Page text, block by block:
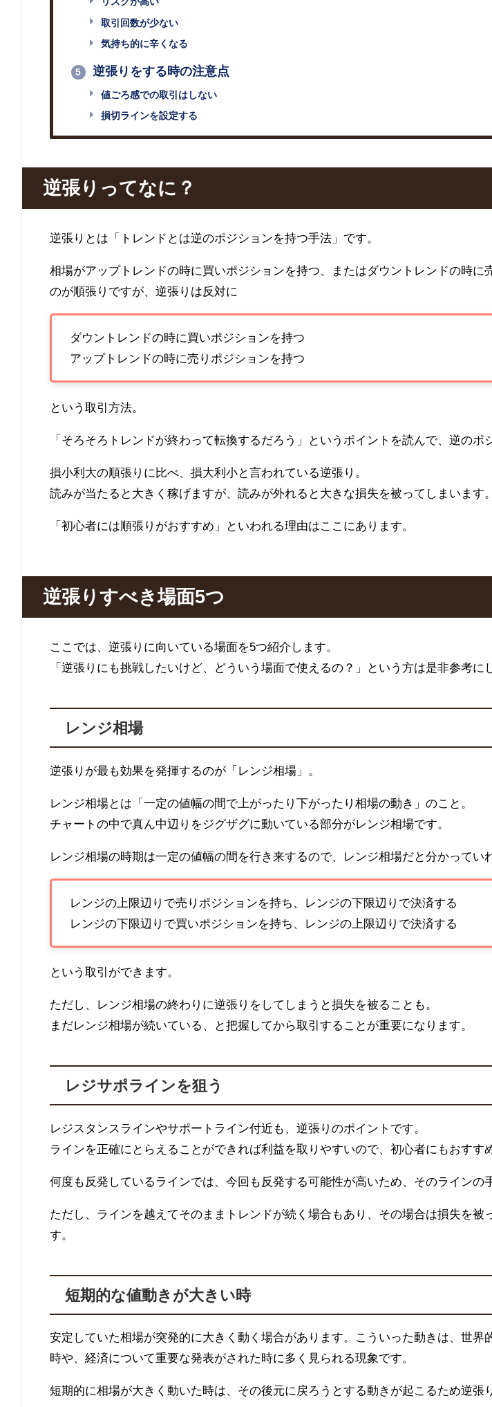
取引回数が少ない
気持ち的に辛くなる
5 逆張りをする時の注意点
値ごろ感での取引はしない
損切ラインを設定する
逆張りってなに？
逆張りとは「トレンドとは逆のポジションを持つ手法」です。
相場がアップトレンドの時に買いポジションを持つ、またはダウントレンドの時に
のが順張りですが、逆張りは反対に
ダウントレンドの時に買いポジションを持つ
アップトレンドの時に売りポジションを持つ
という取引方法。
「そろそろトレンドが終わって転換するだろう」というポイントを読んで、逆のポ
損小利大の順張りに比べ、損大利小と言われている逆張り。
読みが当たると大きく稼げますが、読みが外れると大きな損失を被ってしまいます。
「初心者には順張りがおすすめ」といわれる理由はここにあります。
逆張りすべき場面5つ
ここでは、逆張りに向いている場面を5つ紹介します。
「逆張りにも挑戦したいけど、どういう場面で使えるの？」という方は是非参考に
レンジ相場
逆張りが最も効果を発揮するのが「レンジ相場」。
レンジ相場とは「一定の値幅の間で上がったり下がったり相場の動き」のこと。
チャートの中で真ん中辺りをジグザグに動いている部分がレンジ相場です。
レンジ相場の時期は一定の値幅の間を行き来するので、レンジ相場だと分かってい
レンジの上限辺りで売りポジションを持ち、レンジの下限辺りで決済する
レンジの下限辺りで買いポジションを持ち、レンジの上限辺りで決済する
という取引ができます。
ただし、レンジ相場の終わりに逆張りをしてしまうと損失を被ることも。
まだレンジ相場が続いている、と把握してから取引することが重要になります。
レジサポラインを狙う
レジスタンスラインやサポートライン付近も、逆張りのポイントです。
ラインを正確にとらえることができれば利益を取りやすいので、初心者にもおすす
何度も反発しているラインでは、今回も反発する可能性が高いため、そのラインの
ただし、ラインを越えてそのままトレンドが続く場合もあり、その場合は損失を被
す。
短期的な値動きが大きい時
安定していた相場が突発的に大きく動く場合があります。こういった動きは、世界
時や、経済について重要な発表がされた時に多く見られる現象です。
短期的に相場が大きく動いた時は、その後元に戻ろうとする動きが起こるため逆張